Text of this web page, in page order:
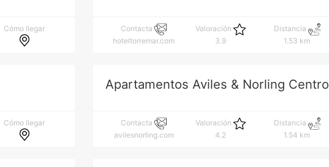
Cómo llegar
Contacta
hoteltorremar.com
Valoración
3.9
Distancia
1.53 km
Cómo llegar
Apartamentos Aviles & Norling Centro
Contacta
avilesnorling.com
Valoración
4.2
Distancia
1.54 km